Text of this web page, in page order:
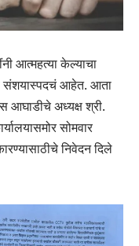
आत्महत्या केल्याचा
संशयास्पदचं आहेत. आता
आघाडीचे अध्यक्ष श्री.
सोमवार
निवेदन दिले